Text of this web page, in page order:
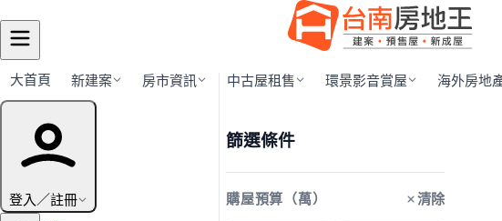
大首頁 新建案 房市資訊 中古屋租售 環景影音賞屋 海外房地
登入／註冊
行政區導覽
篩選條件
購屋預算（萬） 清除